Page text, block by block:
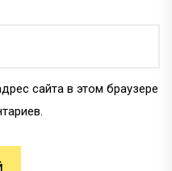
сайта в этом браузере